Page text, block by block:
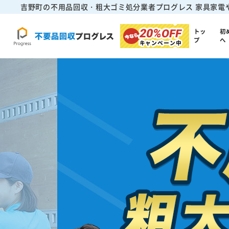
吉野町の不用品回収・粗大ゴミ処分業者プログレス 家具家電
20%OFF
キャンペーン中
トッ
プ
初
へ